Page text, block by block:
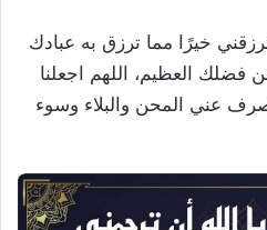
خيرًا مما ترزق به عبادك
فضلك العظيم، اللهم اجعلنا
عني المحن والبلاء وسوء